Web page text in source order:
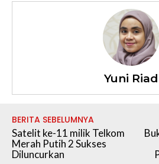
Yuni
BERITA SEBELUMNYA
Satelit ke-11 milik Telkom
Merah Putih 2 Sukses
Diluncurkan